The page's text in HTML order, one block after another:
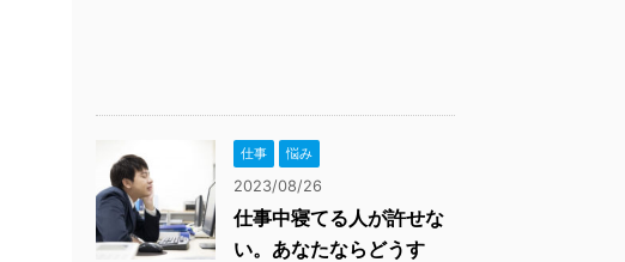
仕事 悩み
2023/08/26
仕事中寝てる人が許せな
い。あなたならどうす